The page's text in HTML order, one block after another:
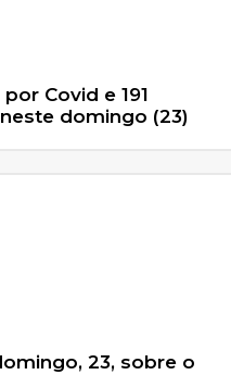
Covid e 191
domingo (23)
23, sobre o